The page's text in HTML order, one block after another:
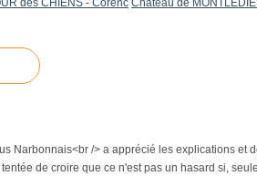
des CHIENS - Corenc Château de
Narbonnais<br /> a apprécié les explications et
de croire que ce n'est pas un hasard si,